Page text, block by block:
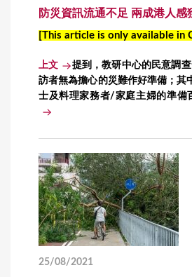
防災資訊流通不足 兩成港人感
[This article is only available in
上文
提到，教研中心的民意調
訪者無為擔心的災難作好準備；其
士及料理家務者/家庭主婦的準備
25/08/2021